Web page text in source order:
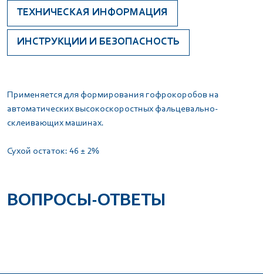
ТЕХНИЧЕСКАЯ ИНФОРМАЦИЯ
ИНСТРУКЦИИ И БЕЗОПАСНОСТЬ
Применяется для формирования гофрокоробов на
автоматических высокоскоростных фальцевально-
склеивающих машинах.
Сухой остаток: 46 ± 2%
ВОПРОСЫ-ОТВЕТЫ